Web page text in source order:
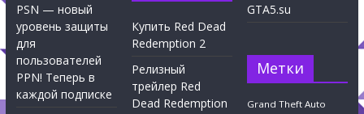
PSN — новый
уровень защиты
для
пользователей
PPN! Теперь в
каждой подписке
Купить Red Dead
Redemption 2
Релизный
трейлер Red
Dead Redemption
GTA5.su
Метки
Grand Theft Auto